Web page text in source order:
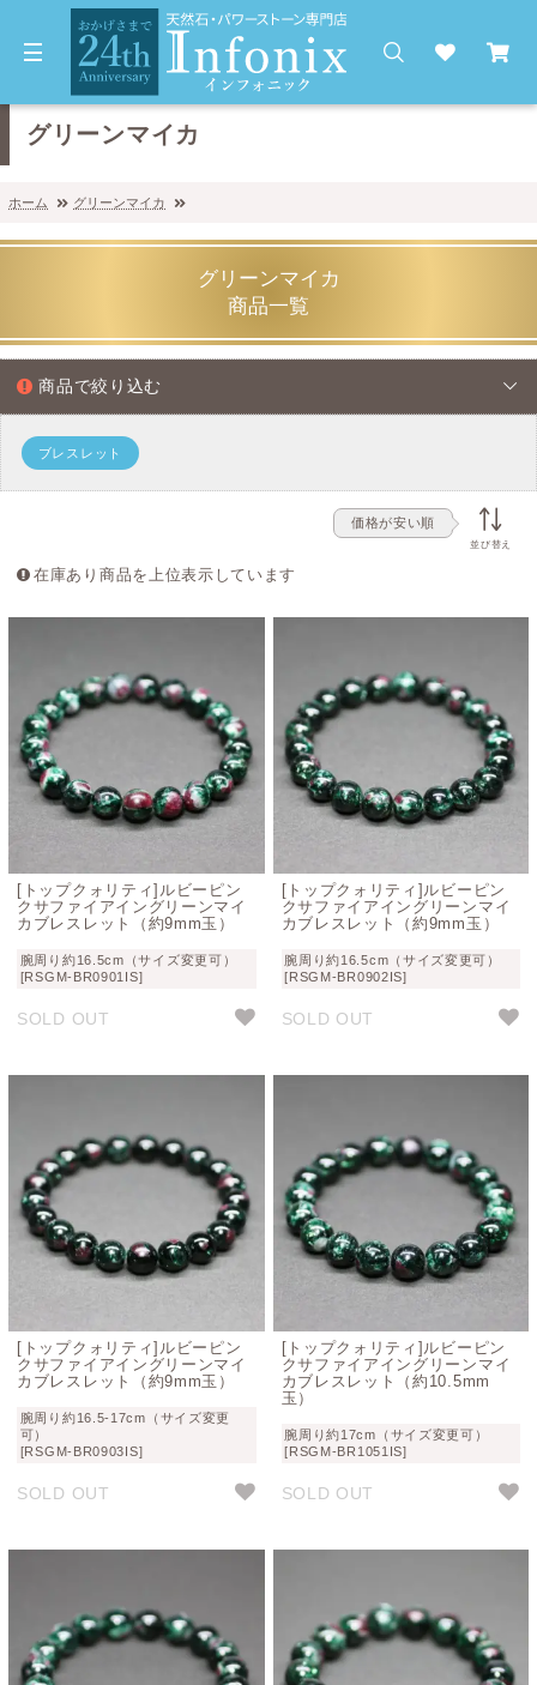
グリーンマイカ
ホーム グリーンマイカ
グリーンマイカ
商品一覧
商品で絞り込む
ブレスレット
価格が安い順
並び替え
在庫あり商品を上位表示しています
[トップクォリティ]ルビーピン
クサファイアイングリーンマイ
カブレスレット（約9mm玉）
腕周り約16.5cm（サイズ変更可）
[RSGM-BR0901IS]
SOLD OUT
[トップクォリティ]ルビーピン
クサファイアイングリーンマイ
カブレスレット（約9mm玉）
腕周り約16.5cm（サイズ変更可）
[RSGM-BR0902IS]
SOLD OUT
[トップクォリティ]ルビーピン
クサファイアイングリーンマイ
カブレスレット（約9mm玉）
腕周り約16.5-17cm（サイズ変更
可）
[RSGM-BR0903IS]
SOLD OUT
[トップクォリティ]ルビーピン
クサファイアイングリーンマイ
カブレスレット（約10.5mm
玉）
腕周り約17cm（サイズ変更可）
[RSGM-BR1051IS]
SOLD OUT